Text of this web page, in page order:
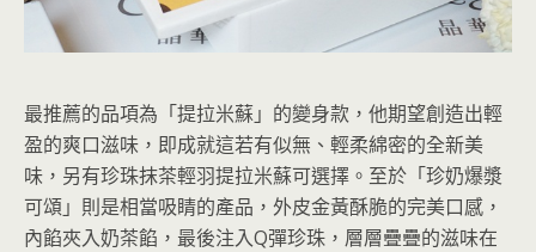
最推薦的品項為「提拉米蘇」的變身款，他期望創造出輕
盈的爽口滋味，即成就這若有似無、輕柔綿密的全新美
味，另有珍珠抹茶輕羽提拉米蘇可選擇。至於「珍奶爆漿
可頌」則是相當吸睛的產品，外皮金黃酥脆的完美口感，
內餡夾入奶茶餡，最後注入Q彈珍珠，層層疊疊的滋味在